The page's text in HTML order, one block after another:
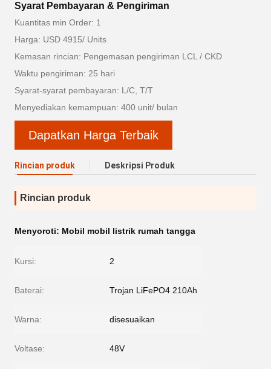
Syarat Pembayaran & Pengiriman
Kuantitas min Order: 1
Harga: USD 4915/ Units
Kemasan rincian: Pengemasan pengiriman LCL / CKD
Waktu pengiriman: 25 hari
Syarat-syarat pembayaran: L/C, T/T
Menyediakan kemampuan: 400 unit/ bulan
Dapatkan Harga Terbaik
Rincian produk Deskripsi Produk
Rincian produk
Menyoroti: Mobil mobil listrik rumah tangga
Kursi: 2
Baterai: Trojan LiFePO4 210Ah
Warna: disesuaikan
Voltase: 48V